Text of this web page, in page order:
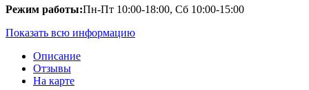
Режим работы:Пн-Пт 10:00-18:00, Сб 10:00-15:00
Показать всю информацию
Описание
Отзывы
На карте